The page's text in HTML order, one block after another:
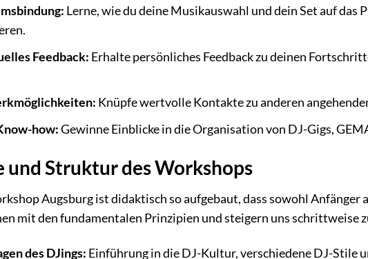
Lerne, wie du deine Musikauswahl und dein Set auf das
Feedback: Erhalte persönliches Feedback zu deinen
Knüpfe wertvolle Kontakte zu anderen
how:Gewinne Einblicke in die Organisation von DJ-Gigs,
und Struktur des Workshops
Augsburg ist didaktisch so aufgebaut, dass sowohl
mit den fundamentalen Prinzipien und steigern uns schrittweise
des DJings: Einführung in die DJ-Kultur, verschiedene DJ-Stile